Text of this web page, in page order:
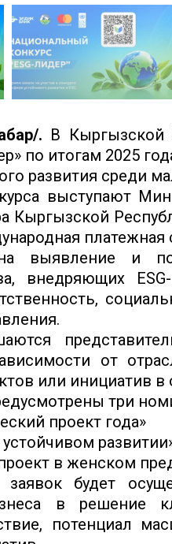
. В Кыргызской
по итогам 2025
развития среди
выступают
Кыргызской
платежная
выявление и
внедряющих
от
или инициатив в
три
проект года»
в женском
заявок будет
в решение
потенциал